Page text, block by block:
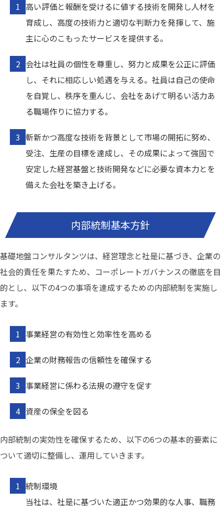
高い評価と報酬を受けるに値する技術を開発し人材を
育成し、高度の技術力と適切な判断力を発揮して、施
主に心のこもったサービスを提供する。
会社は社員の個性を尊重し、努力と成果を公正に評価
し、それに相応しい処遇を与える。社員は自己の使命
を自覚し、秩序を重んじ、会社をあげて明るい活力あ
る職場作りに協力する。
斬新かつ高度な技術を背景として市場の開拓に努め、
受注、生産の目標を達成し、その成果によって強固で
安定した経営基盤と技術開発などに必要な資本力とを
備えた会社を築き上げる。
内部統制基本方針
基礎地盤コンサルタンツは、経営理念と社是に基づき、企業の
社会的責任を果たすため、コーポレートガバナンスの徹底を目
的とし、以下の4つの事項を達成するための内部統制を実施し
ます。
事業経営の有効性と効率性を高める
企業の財務報告の信頼性を確保する
事業経営に係わる法規の遵守を促す
資産の保全を図る
内部統制の実効性を確保するため、以下の6つの基本的要素に
ついて適切に整備し、運用していきます。
統制環境
当社は、社是に基づいた適正かつ効果的な人事、職務